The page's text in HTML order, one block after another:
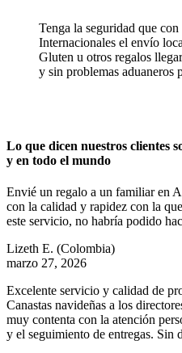
Tenga la seguridad que
Internacionales el envío
Gluten u otros regalos
y sin problemas aduaneros
Lo que dicen nuestros clientes
y en todo el mundo
Envié un regalo a un familiar en
con la calidad y rapidez con la
este servicio, no habría podido
Lizeth E. (Colombia)
marzo 27, 2026
Excelente servicio y calidad de
Canastas navideñas a los
muy contenta con la atención
y el seguimiento de entregas. Sin